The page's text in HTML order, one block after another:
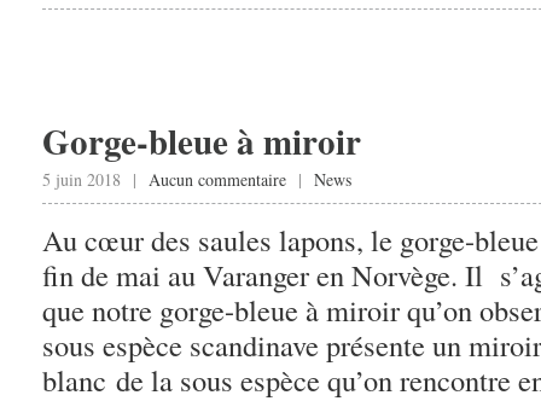
Gorge-bleue à miroir
5 juin 2018 | Aucun commentaire | News
Au cœur des saules lapons, le gorge-
fin de mai au Varanger en Norvège. Il
que notre gorge-bleue à miroir qu’on
sous espèce scandinave présente un
blanc de la sous espèce qu’on rencontre